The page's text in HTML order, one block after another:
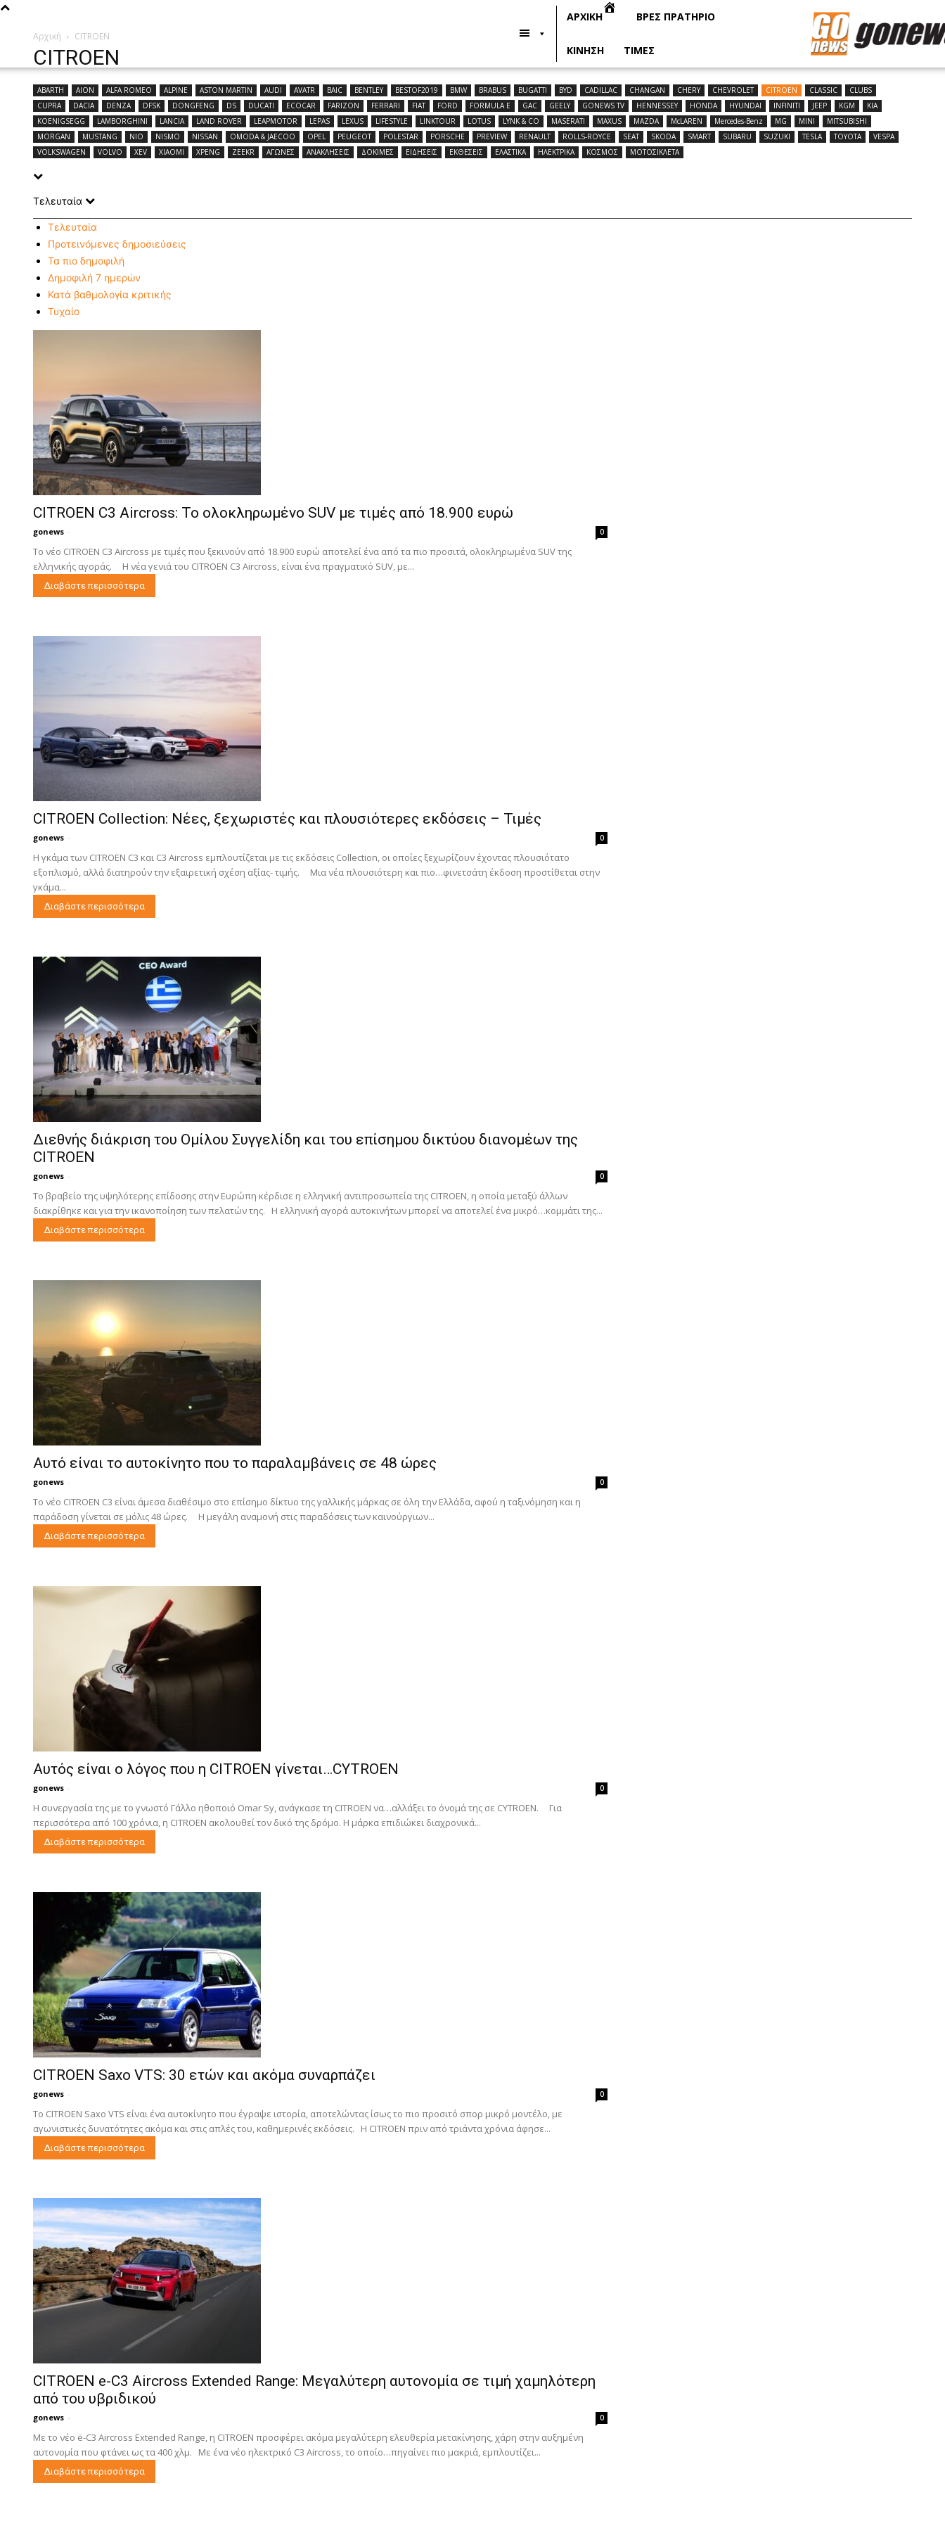
ΑΡΧΙΚΗ ΒΡΕΣ ΠΡΑΤΗΡΙΟ
ΚΙΝΗΣΗ ΤΙΜΕΣ
Αρχική CITROEN
CITROEN
ABARTH AION ALFA ROMEO ALPINE ASTON MARTIN AUDI AVATR BAIC BENTLEY BESTOF2019 BMW BRABUS BUGATTI BYD CADILLAC CHANGAN CHERY CHEVROLET CITROEN CLASSIC
CLUBS
CUPRA
DACIA DENZA DFSK DONGFENG DS DUCATI ECOCAR FARIZON FERRARI FIAT FORD FORMULA E GAC GEELY GONEWS TV HENNESSEY HONDA HYUNDAI INFINITI JEEP KGM
KIA
KOENIGSEGG
LAMBORGHINI LANCIA LAND ROVER LEAPMOTOR LEPAS LEXUS LIFESTYLE LINKTOUR LOTUS LYNK & CO MASERATI MAXUS MAZDA McLAREN Mercedes-Benz MG MINI
MITSUBISHI
MORGAN
MUSTANG NIO NISMO NISSAN OMODA & JAECOO OPEL PEUGEOT POLESTAR PORSCHE PREVIEW RENAULT ROLLS-ROYCE SEAT SKODA SMART SUBARU SUZUKI TESLA TOYOTA
VESPA
VOLKSWAGEN
VOLVO XEV XIAOMI XPENG ZEEKR ΑΓΩΝΕΣ ΑΝΑΚΛΗΣΕΙΣ ΔΟΚΙΜΕΣ ΕΙΔΗΣΕΙΣ ΕΚΘΕΣΕΙΣ ΕΛΑΣΤΙΚΑ ΗΛΕΚΤΡΙΚΑ ΚΟΣΜΟΣ ΜΟΤΟΣΙΚΛΕΤΑ
Τελευταία
Τελευταία
Προτεινόμενες δημοσιεύσεις
Τα πιο δημοφιλή
Δημοφιλή 7 ημερών
Κατά βαθμολογία κριτικής
Τυχαίο
CITROEN C3 Aircross: Το ολοκληρωμένο SUV με τιμές από 18.900 ευρώ
gonews - 0
Το νέο CITROEN C3 Aircross με τιμές που ξεκινούν από 18.900 ευρώ αποτελεί ένα από τα πιο προσιτά, ολοκληρωμένα SUV της
ελληνικής αγοράς. Η νέα γενιά του CITROEN C3 Aircross, είναι ένα πραγματικό SUV, με...
Διαβάστε περισσότερα
CITROEN Collection: Νέες, ξεχωριστές και πλουσιότερες εκδόσεις – Τιμές
gonews - 0
Η γκάμα των CITROEN C3 και C3 Aircross εμπλουτίζεται με τις εκδόσεις Collection, οι οποίες ξεχωρίζουν έχοντας πλουσιότατο
εξοπλισμό, αλλά διατηρούν την εξαιρετική σχέση αξίας- τιμής. Μια νέα πλουσιότερη και πιο…φινετσάτη έκδοση προστίθεται στην
γκάμα...
Διαβάστε περισσότερα
Διεθνής διάκριση του Ομίλου Συγγελίδη και του επίσημου δικτύου διανομέων της
CITROEN
gonews - 0
Το βραβείο της υψηλότερης επίδοσης στην Ευρώπη κέρδισε η ελληνική αντιπροσωπεία της CITROEN, η οποία μεταξύ άλλων
διακρίθηκε και για την ικανοποίηση των πελατών της. Η ελληνική αγορά αυτοκινήτων μπορεί να αποτελεί ένα μικρό…κομμάτι της...
Διαβάστε περισσότερα
Αυτό είναι το αυτοκίνητο που το παραλαμβάνεις σε 48 ώρες
gonews - 0
Το νέο CITROEN C3 είναι άμεσα διαθέσιμο στο επίσημο δίκτυο της γαλλικής μάρκας σε όλη την Ελλάδα, αφού η ταξινόμηση και η
παράδοση γίνεται σε μόλις 48 ώρες. Η μεγάλη αναμονή στις παραδόσεις των καινούργιων...
Διαβάστε περισσότερα
Αυτός είναι ο λόγος που η CITROEN γίνεται…CYTROEN
gonews - 0
Η συνεργασία της με το γνωστό Γάλλο ηθοποιό Omar Sy, ανάγκασε τη CITROEN να…αλλάξει το όνομά της σε CYTROEN. Για
περισσότερα από 100 χρόνια, η CITROEN ακολουθεί τον δικό της δρόμο. Η μάρκα επιδιώκει διαχρονικά...
Διαβάστε περισσότερα
CITROEN Saxo VTS: 30 ετών και ακόμα συναρπάζει
gonews - 0
Το CITROEN Saxo VTS είναι ένα αυτοκίνητο που έγραψε ιστορία, αποτελώντας ίσως το πιο προσιτό σπορ μικρό μοντέλο, με
αγωνιστικές δυνατότητες ακόμα και στις απλές του, καθημερινές εκδόσεις. Η CITROEN πριν από τριάντα χρόνια άφησε...
Διαβάστε περισσότερα
CITROEN e-C3 Aircross Extended Range: Μεγαλύτερη αυτονομία σε τιμή χαμηλότερη
από του υβριδικού
gonews - 0
Με το νέο ë-C3 Aircross Extended Range, η CITROEN προσφέρει ακόμα μεγαλύτερη ελευθερία μετακίνησης, χάρη στην αυξημένη
αυτονομία που φτάνει ως τα 400 χλμ. Με ένα νέο ηλεκτρικό C3 Aircross, το οποίο…πηγαίνει πιο μακριά, εμπλουτίζει...
Διαβάστε περισσότερα